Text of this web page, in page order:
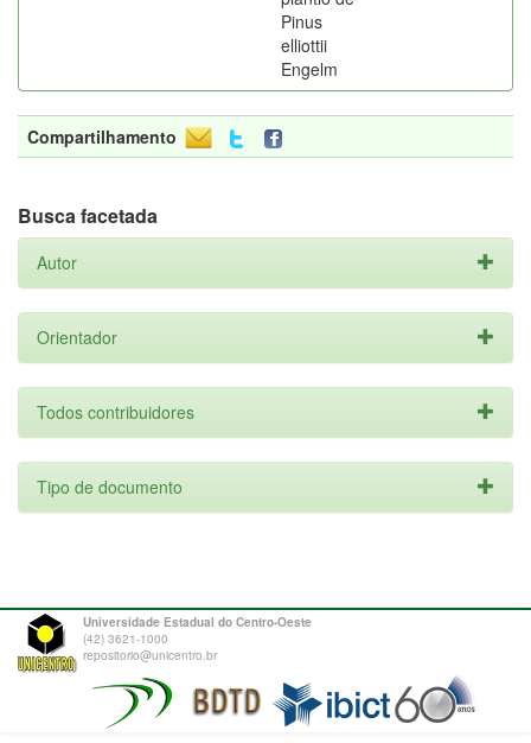
Pinus
elliottii
Engelm
Compartilhamento
Busca facetada
Autor
Orientador
Todos contribuidores
Tipo de documento
Universidade Estadual do Centro-Oeste
(42) 3621-1000
repositorio@unicentro.br